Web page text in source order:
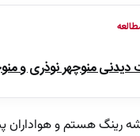
منوچهر نوذری و
رینگ هستم و